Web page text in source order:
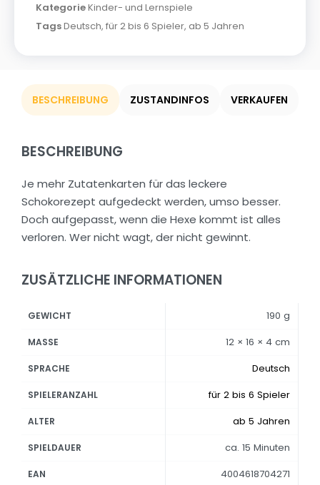
KategorieKinder- und Lernspiele
TagsDeutsch, für 2 bis 6 Spieler, ab 5 Jahren
BESCHREIBUNG ZUSTANDINFOS VERKAUFEN
BESCHREIBUNG
Je mehr Zutatenkarten für das leckere
Schokorezept aufgedeckt werden, umso besser.
Doch aufgepasst, wenn die Hexe kommt ist alles
verloren. Wer nicht wagt, der nicht gewinnt.
ZUSÄTZLICHE INFORMATIONEN
GEWICHT 190 g
MASSE 12 × 16 × 4 cm
SPRACHE Deutsch
SPIELERANZAHL für 2 bis 6 Spieler
ALTER ab 5 Jahren
SPIELDAUER ca. 15 Minuten
EAN 4004618704271